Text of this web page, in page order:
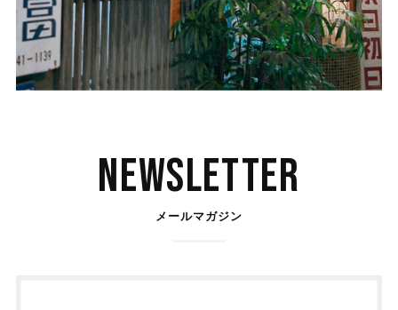
Newsletter
メールマガジン